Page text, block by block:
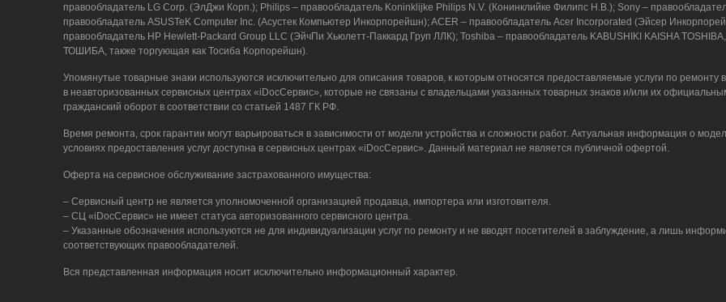
правообладатель LG Corp. (ЭлДжи Корп.); Philips – правообладатель Koninklijke Philips N.V. (Конинклийке Филипс Н.В.); Sony –
правообладатель ASUSTeK Computer Inc. (Асустек Компьютер Инкорпорейшн); ACER – правообладатель Acer Incorporated (Эйсер
правообладатель HP Hewlett-Packard Group LLC (ЭйчПи Хьюлетт-Паккард Груп ЛЛК); Toshiba – правообладатель KABUSHIKI KAISHA
ТОШИБА, также торгующая как Тосиба Корпорейшн).
Упомянутые товарные знаки используются исключительно для описания товаров, к которым относятся предоставляемые услуги по
в неавторизованных сервисных центрах «iDocСервис», которые не связаны с владельцами указанных товарных знаков и/или их
гражданский оборот в соответствии со статьей 1487 ГК РФ.
Время ремонта, срок гарантии могут варьироваться в зависимости от модели устройства и сложности работ. Актуальная информация о
условиях предоставления услуг доступна в сервисных центрах «iDocСервис». Данный материал не является публичной офертой.
Оферта на сервисное обслуживание застрахованного имущества:
– Сервисный центр не является уполномоченной организацией продавца, импортера или изготовителя.
– СЦ «iDocСервис» не имеет статуса авторизованного сервисного центра.
– Указанные обозначения используются не для индивидуализации услуг по ремонту и не вводят посетителей в заблуждение, а лишь
соответствующих правообладателей.
Вся представленная информация носит исключительно информационный характер.